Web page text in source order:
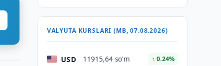
VALYUTA KURSLARI (MB, 07.08.2026)
USD 11915,64 so'm ↑ 0.24%